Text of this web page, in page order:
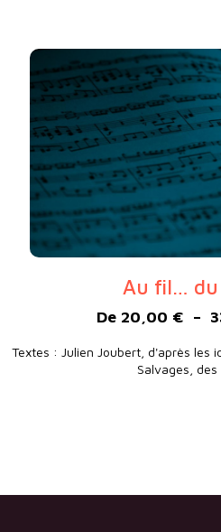
Au fil… du
De 20,00 € –
Textes : Julien Joubert, d'après les
Salvages, des